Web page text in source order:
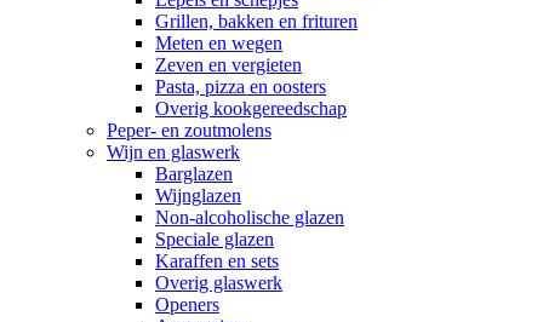
Grillen, bakken en frituren
Meten en wegen
Zeven en vergieten
Pasta, pizza en oosters
Overig kookgereedschap
Peper- en zoutmolens
Wijn en glaswerk
Barglazen
Wijnglazen
Non-alcoholische glazen
Speciale glazen
Karaffen en sets
Overig glaswerk
Openers